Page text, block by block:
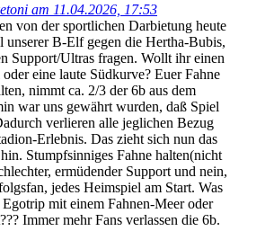
am 11.04.2026, 17:53
von der sportlichen Darbietung heute
unserer B-Elf gegen die Hertha-Bubis,
Support/Ultras fragen. Wollt ihr einen
eine laute Südkurve? Euer Fahne
nimmt ca. 2/3 der 6b aus dem
war uns gewährt wurden, daß Spiel
verlieren alle jeglichen Bezug
Erlebnis. Das zieht sich nun das
Stumpfsinniges Fahne halten(nicht
ermüdender Support und nein,
jedes Heimspiel am Start. Was
mit einem Fahnen-Meer oder
Immer mehr Fans verlassen die 6b.